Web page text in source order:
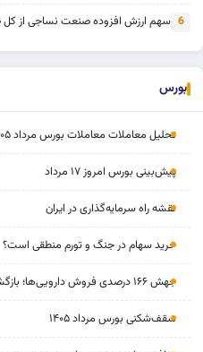
6 سهم ارزش افزوده صنعت نساجی از
بورس
تحلیل معاملات معاملات بورس مرداد ۱۴۰۵
پیش‌بینی بورس امروز ۱۷ مرداد
نقشه راه سرمایه‌گذاری در ایران
خرید سهام در جنگ و تورم منطقی است؟
جهش ۱۶۶ درصدی فروش دارویی‌ها؛ بازگشت سودآوری به صنعت درمان
سقف‌شکنی بورس مرداد ۱۴۰۵